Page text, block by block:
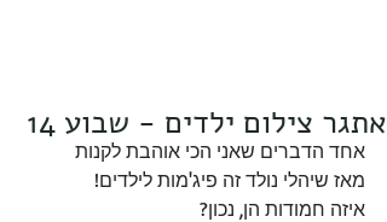
אתגר צילום ילדים - שבוע 14
אחד הדברים שאני הכי אוהבת לקנות
מאז שיהלי נולד זה פיג'מות לילדים!
איזה חמודות הן, נכון?